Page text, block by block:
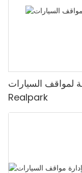
لمواقف السيارات
Realpark